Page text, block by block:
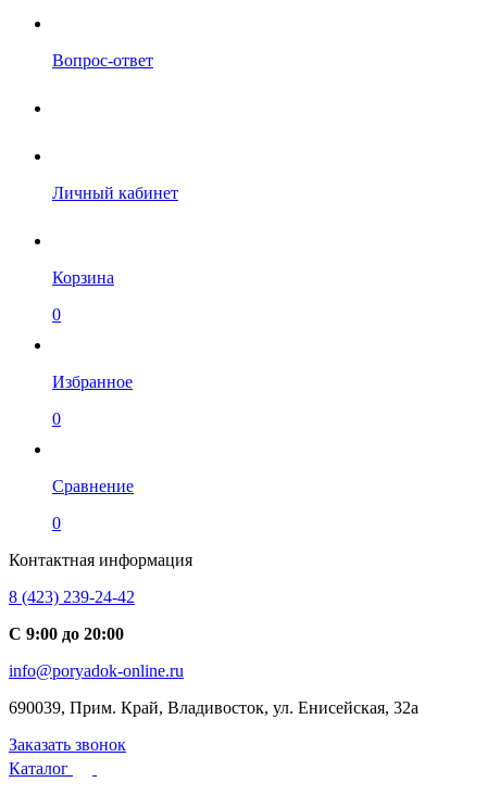
Вопрос-ответ
Личный кабинет
Корзина
0
Избранное
0
Сравнение
0
Контактная информация
8 (423) 239-24-42
С 9:00 до 20:00
info@poryadok-online.ru
690039, Прим. Край, Владивосток, ул. Енисейская, 32а
Заказать звонок
Каталог